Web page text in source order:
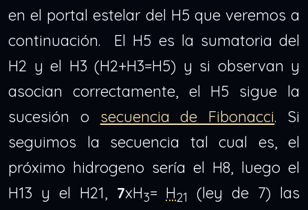
en el portal estelar del H5 que veremos a
continuación. El H5 es la sumatoria del
H2 y el H3 (H2+H3=H5) y si observan y
asocian correctamente, el H5 sigue la
sucesión o secuencia de Fibonacci. Si
seguimos la secuencia tal cual es, el
próximo hidrogeno sería el H8, luego el
H13 y el H21, 7xH3= H21
(ley de 7) las